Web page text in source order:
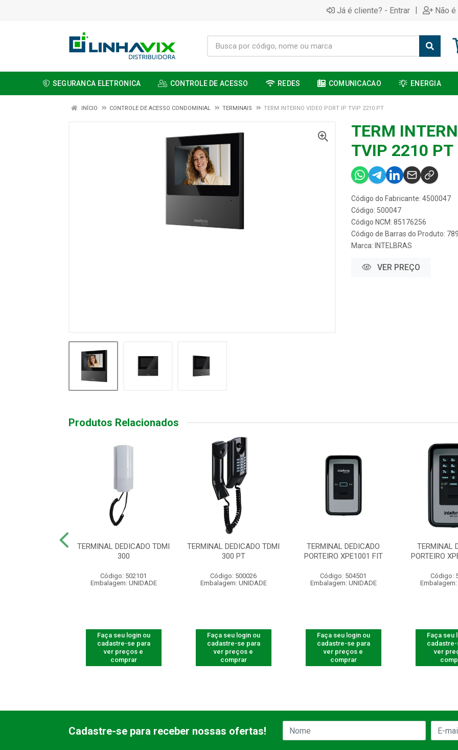
Já é cliente? - Entrar | Não
SEGURANCA ELETRONICA CONTROLE DE ACESSO REDES COMUNICACAO ENERGIA
INÍCIO CONTROLE DE ACESSO CONDOMINIAL TERMINAIS TERM INTERNO VIDEO PORT IP TVIP 2210 PT
TERM
TVIP 2210 PT
Código do Fabricante: 4500047
Código: 500047
Código NCM: 85176256
Código de Barras do Produto:
Marca: INTELBRAS
VER PREÇO
Produtos Relacionados
TERMINAL DEDICADO TDMI
300
Código: 502101
Embalagem: UNIDADE
Faça seu login ou
cadastre-se para
ver preços e
comprar
TERMINAL DEDICADO TDMI
300 PT
Código: 500026
Embalagem: UNIDADE
Faça seu login ou
cadastre-se para
ver preços e
comprar
TERMINAL DEDICADO
PORTEIRO XPE1001 FIT
Código: 504501
Embalagem: UNIDADE
Faça seu login ou
cadastre-se para
ver preços e
comprar
TERMINAL
PORTEIRO
Código:
Embalagem:
Faça seu
ver
Cadastre-se para receber nossas ofertas!